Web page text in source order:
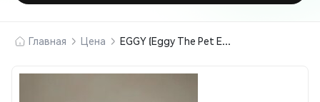
Главная Цена EGGY (Eggy The Pet Egg)